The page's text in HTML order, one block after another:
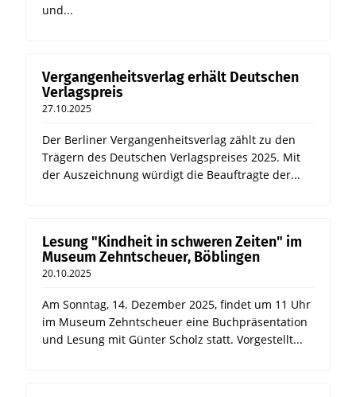
und...
Vergangenheitsverlag erhält Deutschen
Verlagspreis
27.10.2025
Der Berliner Vergangenheitsverlag zählt zu den
Trägern des Deutschen Verlagspreises 2025. Mit
der Auszeichnung würdigt die Beauftragte der...
Lesung "Kindheit in schweren Zeiten" im
Museum Zehntscheuer, Böblingen
20.10.2025
Am Sonntag, 14. Dezember 2025, findet um 11 Uhr
im Museum Zehntscheuer eine Buchpräsentation
und Lesung mit Günter Scholz statt. Vorgestellt...